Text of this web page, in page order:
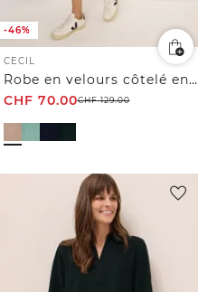
-46%
CECIL
Robe en velours côtelé en couleur unie
CHF 70.00CHF129.00